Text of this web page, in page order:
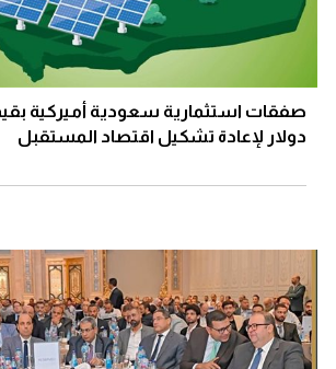
دولار لإعادة تشكيل اقتصاد المستقبل